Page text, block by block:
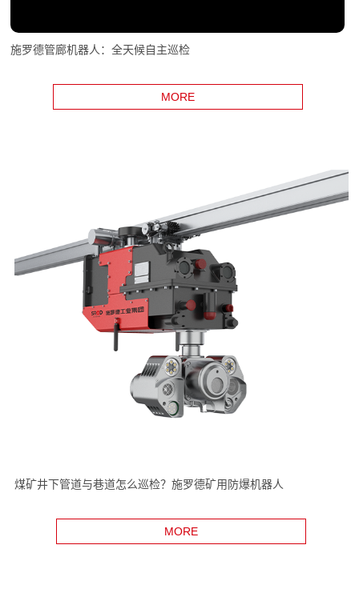
施罗德管廊机器人：全天候自主巡检
MORE
煤矿井下管道与巷道怎么巡检？施罗德矿用防爆机器人
MORE